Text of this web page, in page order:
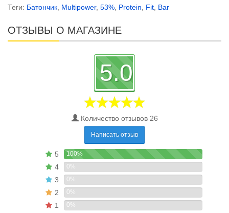
Теги: Батончик, Multipower, 53%, Protein, Fit, Bar
ОТЗЫВЫ О МАГАЗИНЕ
5.0
Количество отзывов 26
Написать отзыв
5 100%
4 0%
3 0%
2 0%
1 0%